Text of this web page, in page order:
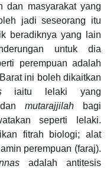
dan masyarakat yang
jadi seseorang itu
beradiknya yang lain
untuk dia
perempuan adalah
ini boleh dikaitkan
iaitu lelaki yang
mutarajjilahbagi
seperti lelaki.
fitrah biologi; alat
perempuan (faraj).
adalah antitesis